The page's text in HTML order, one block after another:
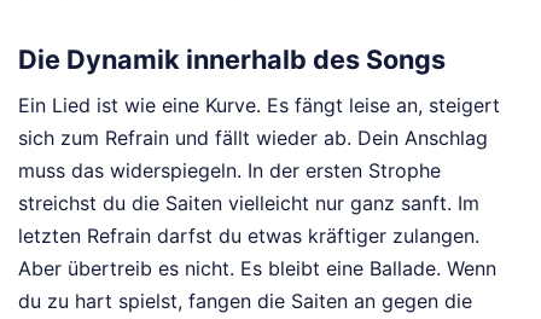
Die Dynamik innerhalb des Songs
Ein Lied ist wie eine Kurve. Es fängt leise an, steigert
sich zum Refrain und fällt wieder ab. Dein Anschlag
muss das widerspiegeln. In der ersten Strophe
streichst du die Saiten vielleicht nur ganz sanft. Im
letzten Refrain darfst du etwas kräftiger zulangen.
Aber übertreib es nicht. Es bleibt eine Ballade. Wenn
du zu hart spielst, fangen die Saiten an gegen die